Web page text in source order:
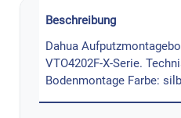
Beschreibung
Dahua
VTO4202F-X-Serie.
Bodenmontage Farbe: